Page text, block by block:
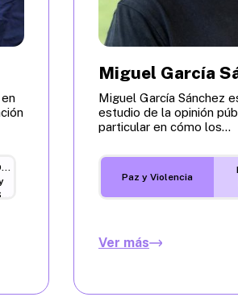
Miguel García
Miguel García Sánchez
estudio de la opinión
particular en cómo los...
Paz y Violencia
Ver más